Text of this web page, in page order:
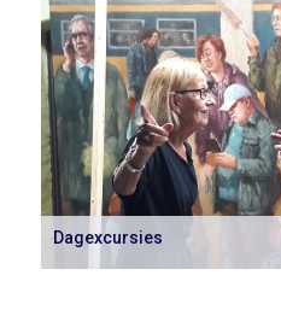
Dagexcursies